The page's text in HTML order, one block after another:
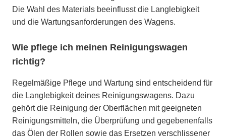
Die Wahl des Materials beeinflusst die Langlebigkeit
und die Wartungsanforderungen des Wagens.
Wie pflege ich meinen Reinigungswagen
richtig?
Regelmäßige Pflege und Wartung sind entscheidend für
die Langlebigkeit deines Reinigungswagens. Dazu
gehört die Reinigung der Oberflächen mit geeigneten
Reinigungsmitteln, die Überprüfung und gegebenenfalls
das Ölen der Rollen sowie das Ersetzen verschlissener